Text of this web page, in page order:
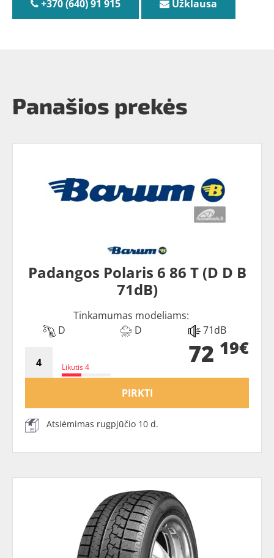
+370 (640) 91 915 Užklausa
Panašios prekės
Padangos Polaris 6 86 T (D D B
71dB)
Tinkamumas modeliams:
D
D 71dB
Likutis 4 72 19€
PIRKTI
Atsiėmimas rugpjūčio 10 d.